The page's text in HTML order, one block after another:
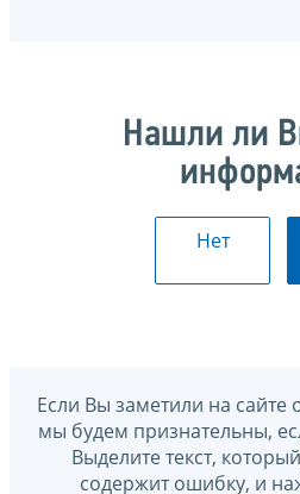
Нашли ли
Нет
Если Вы заметили на сайте
мы будем признательны,
Выделите текст,
содержит ошибку, и